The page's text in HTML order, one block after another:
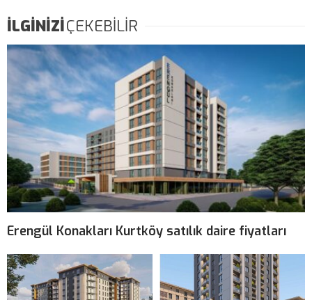
İLGİNİZİÇEKEBİLİR
Erengül Konakları Kurtköy satılık daire fiyatları